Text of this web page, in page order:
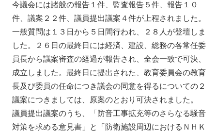
今議会には諸般の報告１件、監査報告５件、報告１０
件、議案２２件、議員提出議案４件が上程されました。
一般質問は１３日から５日間行われ、２８人が登壇しま
した。２６日の最終日には経済、建設、総務の各常任委
員長から議案審査の経過が報告され、全会一致で可決、
成立しました。最終日に提出された、教育委員会の教育
長及び委員の任命につき議会の同意を得るについての２
議案につきましては、原案のとおり可決されました。
議員提出議案のうち、「防音工事拡充等のさらなる騒音
対策を求める意見書」と「防衛施設周辺におけるＮＨＫ